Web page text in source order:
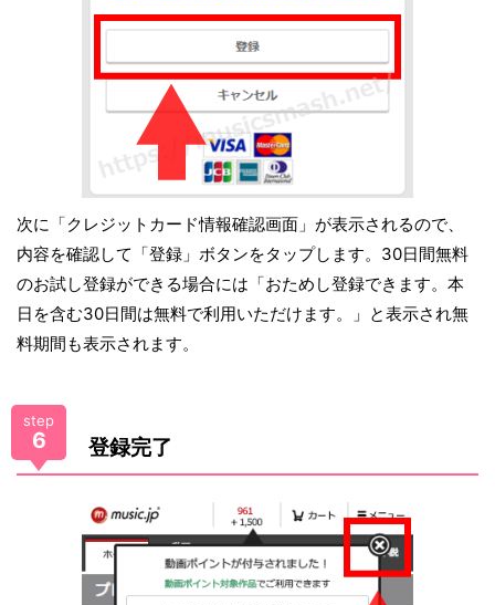
次に「クレジットカード情報確認画面」が表示されるので、
内容を確認して「登録」ボタンをタップします。30日間無料
のお試し登録ができる場合には「おためし登録できます。本
日を含む30日間は無料で利用いただけます。」と表示され無
料期間も表示されます。
step
6 登録完了